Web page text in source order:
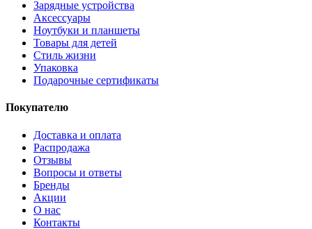
Зарядные устройства
Аксессуары
Ноутбуки и планшеты
Товары для детей
Стиль жизни
Упаковка
Подарочные сертификаты
Покупателю
Доставка и оплата
Распродажа
Отзывы
Вопросы и ответы
Бренды
Акции
О нас
Контакты